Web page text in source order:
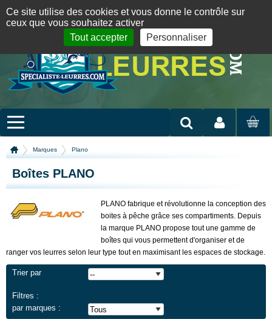
09 72 36 55 01 06 08 07 98 87 English version
MON
Marques Plano
Boîtes PLANO
PLANO fabrique et révolutionne la conception des
boites à pêche grâce ses compartiments. Depuis
la marque PLANO propose tout une gamme de
boîtes qui vous permettent d'organiser et de
ranger vos leurres selon leur type tout en maximisant les espaces de stockage.
Trier par
Filtres :
par marques :
Panneau de gestion des cookies
Ce site utilise des cookies et vous donne le contrôle sur
ceux que vous souhaitez activer
Tout accepter
Personnaliser